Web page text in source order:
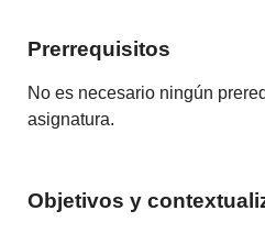
Prerrequisitos
No es necesario ningún
asignatura.
Objetivos y